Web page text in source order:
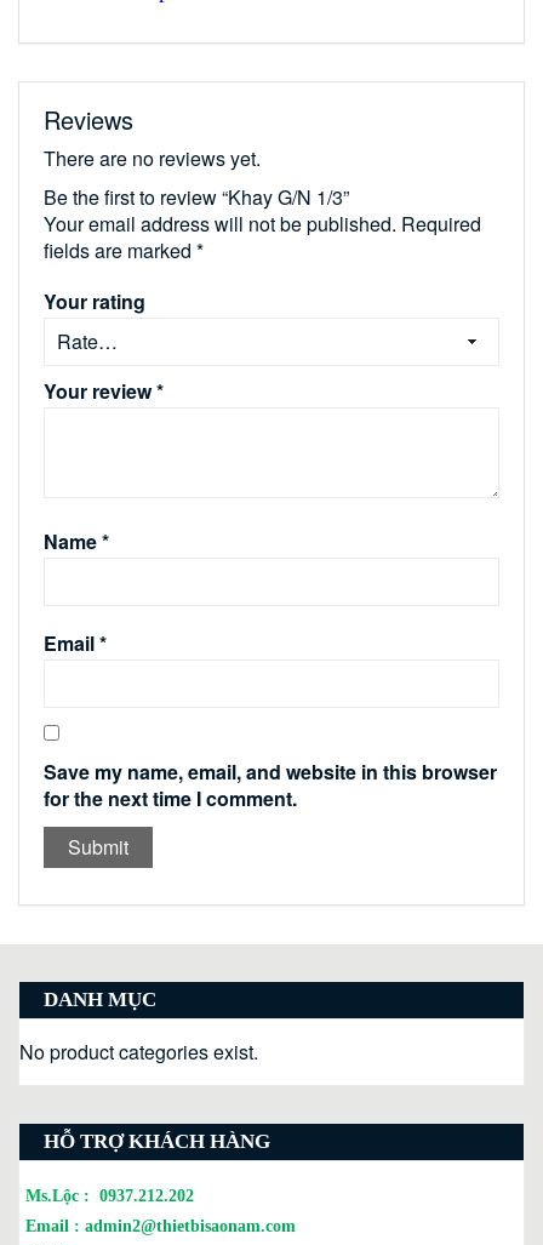
Reviews
There are no reviews yet.
Be the first to review “Khay G/N 1/3”
Your email address will not be published. Required
fields are marked *
Your rating
Your review*
Name*
Email*
Save my name, email, and website in this browser
for the next time I comment.
DANH MỤC
No product categories exist.
HỖ TRỢ KHÁCH HÀNG
Ms.Lộc : 0937.212.202
Email : admin2@thietbisaonam.com